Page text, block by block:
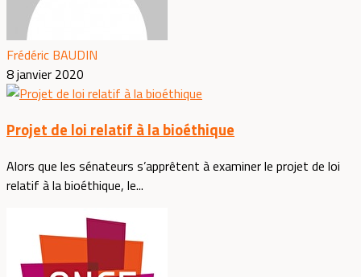
Frédéric BAUDIN
8 janvier 2020
Projet de loi relatif à la bioéthique
Alors que les sénateurs s’apprêtent à examiner le projet de loi
relatif à la bioéthique, le...